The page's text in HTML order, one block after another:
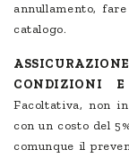
annullamento,
catalogo.
CONDIZIONI
Facoltativa, non
con un costo del
comunque il